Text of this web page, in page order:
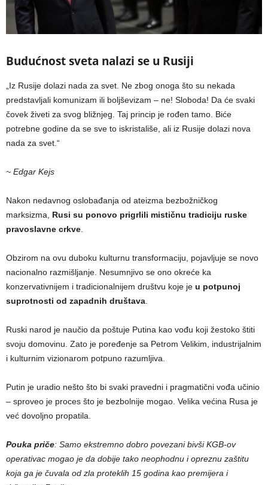
Budućnost sveta nalazi se u Rusiji
„Iz Rusije dolazi nada za svet. Ne zbog onoga što su nekada
predstavljali komunizam ili boljševizam – ne! Sloboda! Da će svaki
čovek živeti za svog bližnjeg. Taj princip je rođen tamo. Biće
potrebne godine da se sve to iskristališe, ali iz Rusije dolazi nova
nada za svet.“
~ Edgar Kejs
Nakon nedavnog oslobađanja od ateizma bezbožničkog
marksizma, Rusi su ponovo prigrlili mističnu tradiciju ruske
pravoslavne crkve
Obzirom na ovu duboku kulturnu transformaciju, pojavljuje se novo
nacionalno razmišljanje. Nesumnjivo se ono okreće ka
konzervativnijem i tradicionalnijem društvu koje je u potpunoj
suprotnosti od zapadnih društava
Ruski narod je naučio da poštuje Putina kao vođu koji žestoko štiti
svoju domovinu. Zato je poređenje sa Petrom Velikim, industrijalnim
i kulturnim vizionarom potpuno razumljiva.
Putin je uradio nešto što bi svaki pravedni i pragmatični vođa učinio
– sproveo je proces što je bezbolnije mogao. Velika većina Rusa je
već dovoljno propatila.
Pouka priče: Samo ekstremno dobro povezani bivši KGB-ov
operativac mogao je da dobije tako neophodnu i opreznu zaštitu
koja ga je čuvala od zla proteklih 15 godina kao premijera i